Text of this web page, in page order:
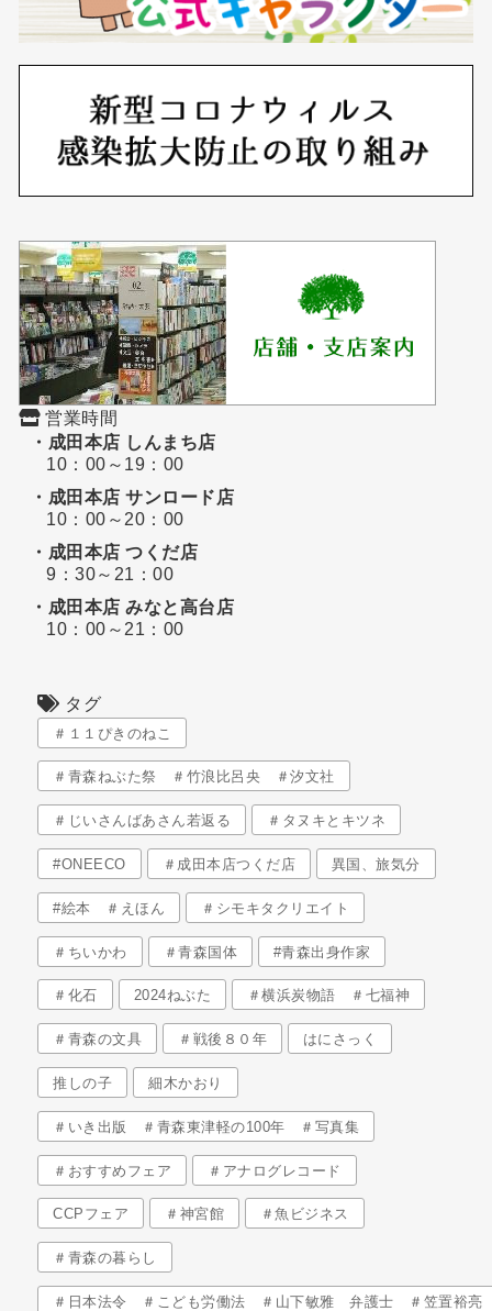
営業時間
・成田本店 しんまち店
10：00～19：00
・成田本店 サンロード店
10：00～20：00
・成田本店 つくだ店
9：30～21：00
・成田本店 みなと高台店
10：00～21：00
タグ
＃１１ぴきのねこ
＃青森ねぶた祭 ＃竹浪比呂央 ＃汐文社
＃じいさんばあさん若返る ＃タヌキとキツネ
#ONEECO ＃成田本店つくだ店 異国、旅気分
#絵本 ＃えほん ＃シモキタクリエイト
＃ちいかわ ＃青森国体 #青森出身作家
＃化石 2024ねぶた ＃横浜炭物語 ＃七福神
＃青森の文具 ＃戦後８０年 はにさっく
推しの子 細木かおり
＃いき出版 ＃青森東津軽の100年 ＃写真集
＃おすすめフェア ＃アナログレコード
CCPフェア ＃神宮館 ＃魚ビジネス
＃青森の暮らし
＃日本法令 ＃こども労働法 ＃山下敏雅 弁護士 ＃笠置裕亮